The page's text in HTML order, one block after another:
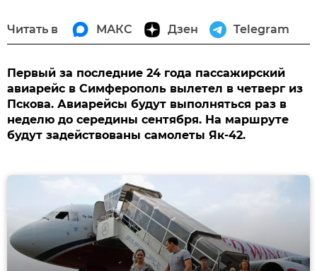
Читать в МАКС Дзен Telegram
Первый за последние 24 года пассажирский
авиарейс в Симферополь вылетел в четверг из
Пскова. Авиарейсы будут выполняться раз в
неделю до середины сентября. На маршруте
будут задействованы самолеты Як-42.